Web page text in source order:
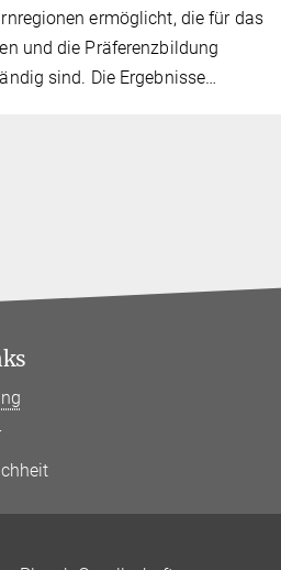
ermöglicht, die für das
und die Präferenzbildung
sind. Die Ergebnisse…